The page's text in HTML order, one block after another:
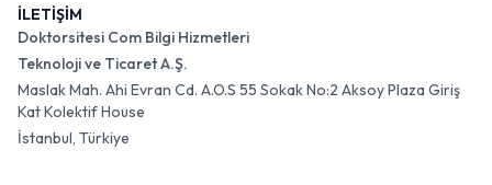
İLETİŞİM
Doktorsitesi Com Bilgi Hizmetleri
Teknoloji ve Ticaret A.Ş.
Maslak Mah. Ahi Evran Cd. A.O.S 55 Sokak No:2 Aksoy Plaza Giriş
Kat Kolektif House
İstanbul, Türkiye